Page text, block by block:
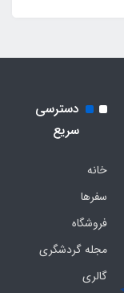
دسترسی
سریع
خانه
سفرها
فروشگاه
مجله گردشگری
گالری